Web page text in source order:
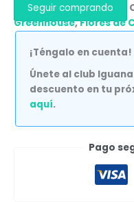
Seguir comprando
Greenhouse,Flores de
¡Téngalo en cuenta!
Únete al club
descuento en tu
aquí.
Pago